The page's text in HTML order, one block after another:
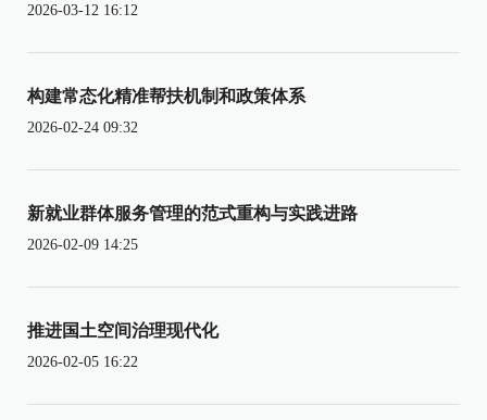
2026-03-12 16:12
构建常态化精准帮扶机制和政策体系
2026-02-24 09:32
新就业群体服务管理的范式重构与实践进路
2026-02-09 14:25
推进国土空间治理现代化
2026-02-05 16:22